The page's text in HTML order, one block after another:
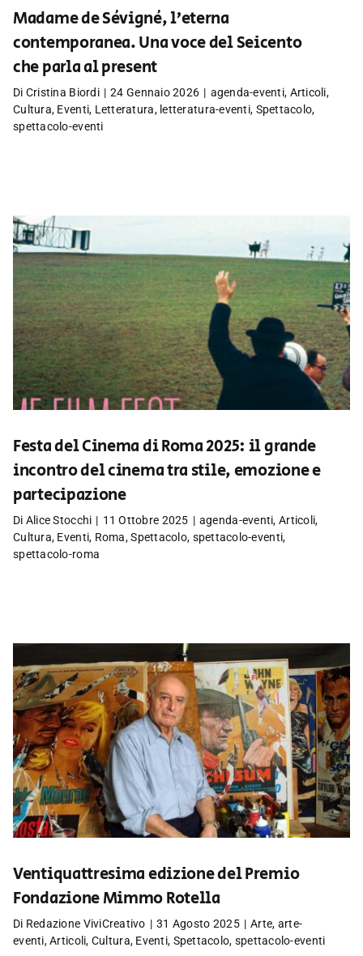
Madame de Sévigné, l’eterna
contemporanea. Una voce del Seicento
che parla al present
Di Cristina Biordi | 24 Gennaio 2026 | agenda-eventi, Articoli,
Cultura, Eventi, Letteratura, letteratura-eventi, Spettacolo,
spettacolo-eventi
Festa del Cinema di Roma 2025: il grande
incontro del cinema tra stile, emozione e
partecipazione
Di Alice Stocchi | 11 Ottobre 2025 | agenda-eventi,Articoli,
Cultura, Eventi, Roma,Spettacolo, spettacolo-eventi,
spettacolo-roma
Ventiquattresima edizione del Premio
Fondazione Mimmo Rotella
Di Redazione ViviCreativo | 31 Agosto 2025 | Arte, arte-
eventi,Articoli, Cultura, Eventi, Spettacolo, spettacolo-eventi